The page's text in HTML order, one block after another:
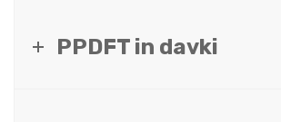
PPDFT in davki